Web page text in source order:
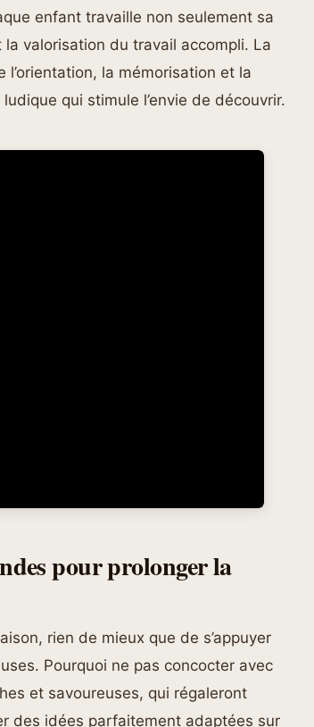
enfant travaille non seulement sa
valorisation du travail accompli. La
la mémorisation et la
qui stimule l’envie de découvrir.
pour prolonger la
rien de mieux que de s’appuyer
Pourquoi ne pas concocter avec
et savoureuses, qui régaleront
des idées parfaitement adaptées sur